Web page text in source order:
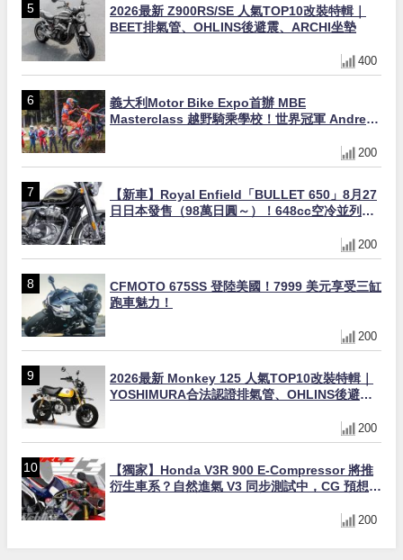
2026最新 Z900RS/SE 人氣TOP10改裝特輯｜
BEET排氣管、OHLINS後避震、ARCHI坐墊
400
義大利Motor Bike Expo首辦 MBE
Masterclass 越野騎乘學校！世界冠軍 Andrea
200
【新車】Royal Enfield「BULLET 650」8月27
日日本發售（98萬日圓～）！648cc空冷並列雙
200
CFMOTO 675SS 登陸美國！7999 美元享受三缸
跑車魅力！
200
2026最新 Monkey 125 人氣TOP10改裝特輯｜
YOSHIMURA合法認證排氣管、OHLINS後避
200
【獨家】Honda V3R 900 E-Compressor 將推
衍生車系？自然進氣 V3 同步測試中，CG 預想曝
200